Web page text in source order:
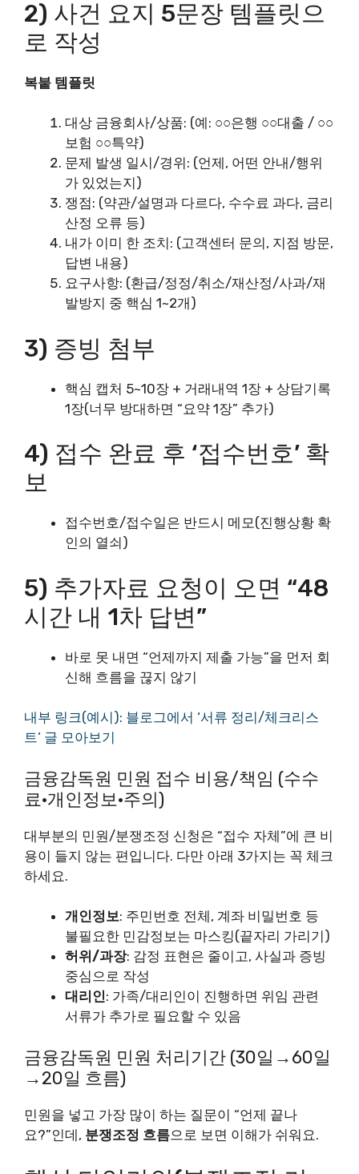
2) 사건 요지 5문장 템플릿으
로 작성
복붙 템플릿
대상 금융회사/상품: (예: ○○은행 ○○대출 / ○○
보험 ○○특약)
문제 발생 일시/경위: (언제, 어떤 안내/행위
가 있었는지)
쟁점: (약관/설명과 다르다, 수수료 과다, 금리
산정 오류 등)
내가 이미 한 조치: (고객센터 문의, 지점 방문,
답변 내용)
요구사항: (환급/정정/취소/재산정/사과/재
발방지 중 핵심 1~2개)
3) 증빙 첨부
핵심 캡처 5~10장 + 거래내역 1장 + 상담기록
1장(너무 방대하면 “요약 1장” 추가)
4) 접수 완료 후 ‘접수번호’ 확
보
접수번호/접수일은 반드시 메모(진행상황 확
인의 열쇠)
5) 추가자료 요청이 오면 “48
시간 내 1차 답변”
바로 못 내면 “언제까지 제출 가능”을 먼저 회
신해 흐름을 끊지 않기
내부 링크(예시): 블로그에서 ‘서류 정리/체크리스
트’ 글 모아보기
금융감독원 민원 접수 비용/책임 (수수
료·개인정보·주의)
대부분의 민원/분쟁조정 신청은 “접수 자체”에 큰 비
용이 들지 않는 편입니다. 다만 아래 3가지는 꼭 체크
하세요.
개인정보: 주민번호 전체, 계좌 비밀번호 등
불필요한 민감정보는 마스킹(끝자리 가리기)
허위/과장: 감정 표현은 줄이고, 사실과 증빙
중심으로 작성
대리인: 가족/대리인이 진행하면 위임 관련
서류가 추가로 필요할 수 있음
금융감독원 민원 처리기간 (30일→60일
→20일 흐름)
민원을 넣고 가장 많이 하는 질문이 “언제 끝나
요?”인데, 분쟁조정 흐름으로 보면 이해가 쉬워요.